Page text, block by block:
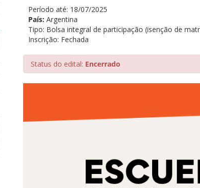
Período até: 18/07/2025
País: Argentina
Tipo: Bolsa integral de participação (isenção de
Inscrição: Fechada
Status do edital: Encerrado